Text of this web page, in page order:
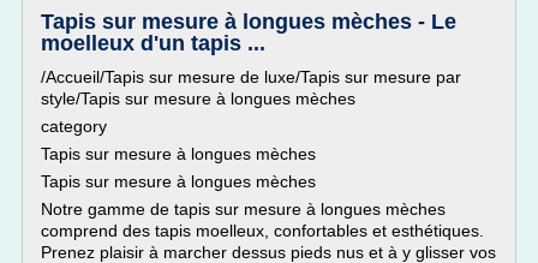
Tapis sur mesure à longues mèches - Le
moelleux d'un tapis ...
/Accueil/Tapis sur mesure de luxe/Tapis sur mesure par
style/Tapis sur mesure à longues mèches
category
Tapis sur mesure à longues mèches
Tapis sur mesure à longues mèches
Notre gamme de tapis sur mesure à longues mèches
comprend des tapis moelleux, confortables et esthétiques.
Prenez plaisir à marcher dessus pieds nus et à y glisser vos